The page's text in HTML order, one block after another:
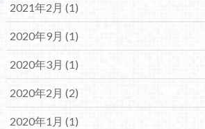
2021年2月 (1)
2020年9月 (1)
2020年3月 (1)
2020年2月 (2)
2020年1月 (1)